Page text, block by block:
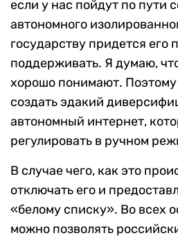
если у нас пойдут по пути
автономного
государству придется его
поддерживать. Я думаю,
хорошо понимают. Поэтому
создать эдакий
автономный интернет,
регулировать в ручном
В случае чего, как это
отключать его и
«белому списку». Во всех
можно позволять